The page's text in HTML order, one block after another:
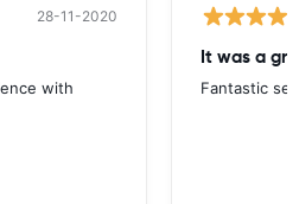
28-11-2020
with
Fantastic